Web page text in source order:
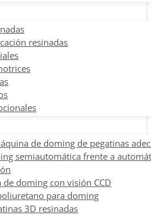
resinadas
de doming de pegatinas
semiautomática frente a
doming con visión CCD
para doming
3D resinadas